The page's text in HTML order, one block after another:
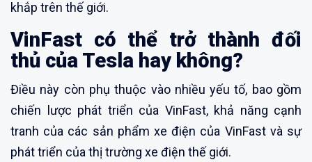
khắp trên thế giới.
VinFast có thể trở thành đối
thủ của Tesla hay không?
Điều này còn phụ thuộc vào nhiều yếu tố, bao gồm
chiến lược phát triển của VinFast, khả năng cạnh
tranh của các sản phẩm xe điện của VinFast và sự
phát triển của thị trường xe điện thế giới.